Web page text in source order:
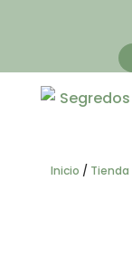
Inicio / Tienda